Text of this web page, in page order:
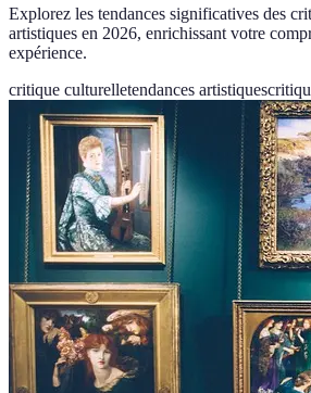
Explorez les tendances significatives des
artistiques en 2026, enrichissant votre
expérience.
critique culturelletendances artistiques